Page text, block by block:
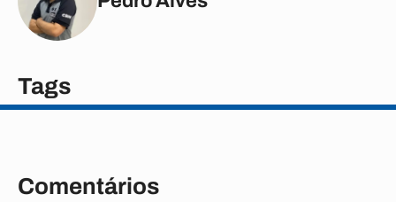
Tags
Comentários